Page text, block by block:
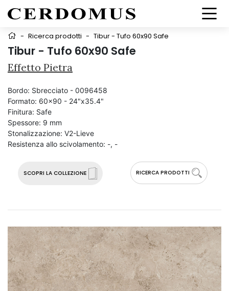
- Ricerca prodotti - Tibur - Tufo 60x90 Safe
Tibur - Tufo 60x90 Safe
Effetto Pietra
SCOPRI LA COLLEZIONE RICERCA PRODOTTI
Bordo: Sbrecciato - 0096458
Formato: 60x90 - 24"x35.4"
Finitura: Safe
Spessore: 9 mm
Stonalizzazione: V2-Lieve
Resistenza allo scivolamento: -, -